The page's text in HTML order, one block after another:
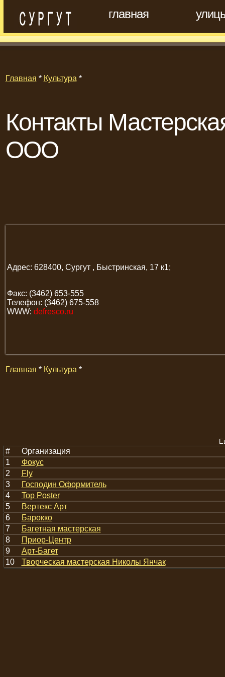
главная
Главная * Культура *
Контакты
ООО
Адрес: 628400, Сургут , Быстринская, 17 к1;
Факс: (3462) 653-555
Телефон: (3462) 675-558
WWW: defresco.ru
Главная * Культура *
#
Организация
1
Фокус
2
Fly
3
Господин Оформитель
4
Top Poster
5
Вертекс Арт
6
Барокко
7
Багетная мастерская
8
Приор-Центр
9
Арт-Багет
10
Творческая мастерская Николы Янчак